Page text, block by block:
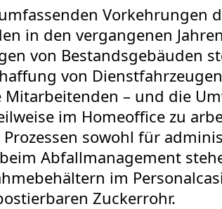
Vorkehrungen
in den vergangenen
von Bestandsgebäuden
von
– und die
im Homeoffice zu
sowohl für
Abfallmanagement
im
Zuckerrohr.